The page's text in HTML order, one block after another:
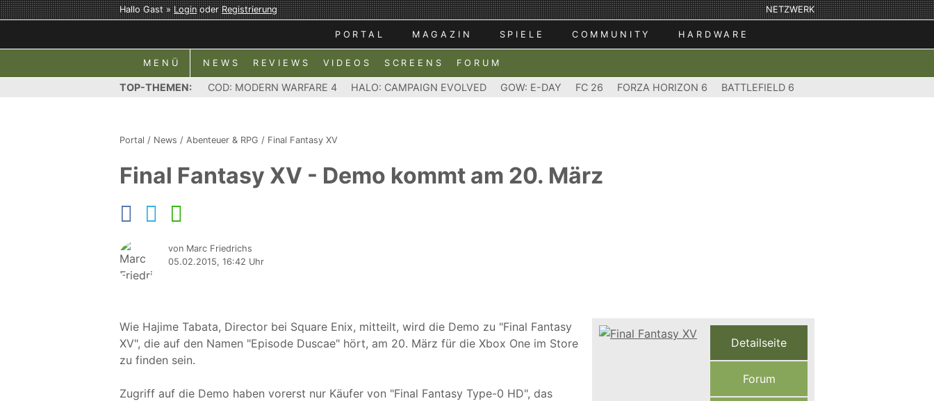
Hallo Gast »LoginoderRegistrierung NETZWERK
PORTAL MAGAZIN SPIELE COMMUNITY HARDWARE
MENÜ NEWS REVIEWS VIDEOS SCREENS FORUM
TOP-THEMEN: COD: MODERN WARFARE 4 HALO: CAMPAIGN EVOLVED GOW: E-DAY FC 26 FORZA HORIZON 6 BATTLEFIELD 6
Portal / News / Abenteuer & RPG / Final Fantasy XV
Final Fantasy XV - Demo kommt am 20. März
von Marc Friedrichs
05.02.2015, 16:42 Uhr
Wie Hajime Tabata, Director bei Square Enix, mitteilt, wird die Demo zu "Final Fantasy
XV", die auf den Namen "Episode Duscae" hört, am 20. März für die Xbox One im Store
zu finden sein.
Zugriff auf die Demo haben vorerst nur Käufer von "Final Fantasy Type-0 HD", das
Detailseite
Forum